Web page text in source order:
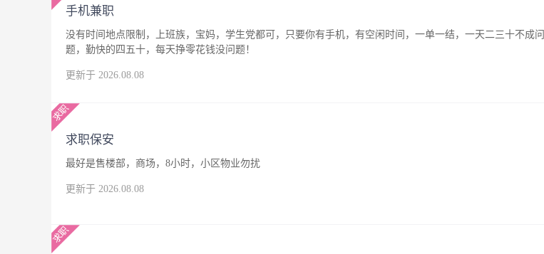
手机兼职
没有时间地点限制，上班族，宝妈，学生党都可，只要你有手机，有空闲时间，一单一结，一天二三十不成问
题，勤快的四五十，每天挣零花钱没问题！
更新于 2026.08.08
求职保安
最好是售楼部，商场，8小时，小区物业勿扰
更新于 2026.08.08